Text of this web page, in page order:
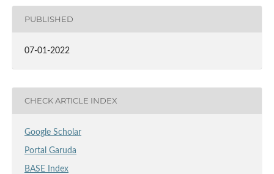
PUBLISHED
07-01-2022
CHECK ARTICLE INDEX
Google Scholar
Portal Garuda
BASE Index